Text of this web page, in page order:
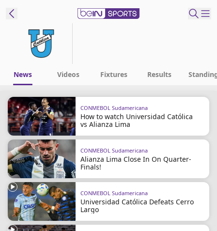
Language
ENES
beIN XTRA
Manage
Notifications
Contact Us
TV Guide
News Videos Fixtures Results
CONMEBOL Sudamericana
How to watch Universidad Católica
vs Alianza Lima
CONMEBOL Sudamericana
Alianza Lima Close In On Quarter-
Finals!
CONMEBOL Sudamericana
Universidad Católica Defeats Cerro
Largo